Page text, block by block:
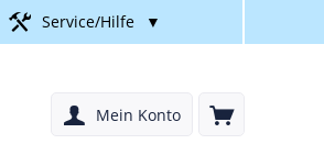
Service/Hilfe ▼
Mein Konto